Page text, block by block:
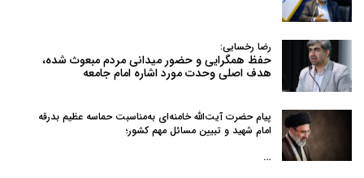
رضا رخسایی:
حفظ همگرایی و حضور میدانی مردم مبعوث شده،
هدف اصلی وحدت مورد اشاره امام جامعه
پیام حضرت آیت‌الله خامنه‌ای به‌مناسبت حماسه عظیم بدرقه
امام شهید و تبیین مسائل مهم کشور؛
…